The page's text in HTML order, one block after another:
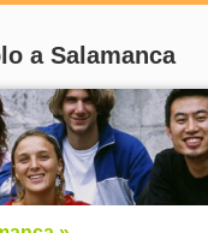
a Salamanca